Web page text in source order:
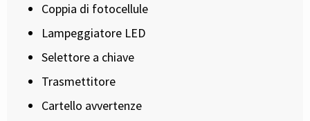
Coppia di fotocellule
Lampeggiatore LED
Selettore a chiave
Trasmettitore
Cartello avvertenze